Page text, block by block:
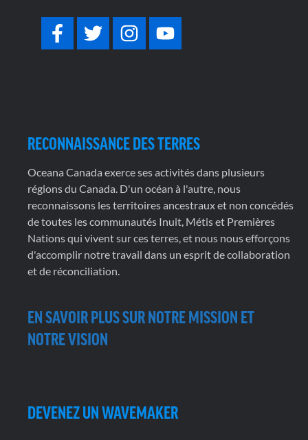
RECONNAISSANCE DES TERRES
Oceana Canada exerce ses activités dans plusieurs
régions du Canada. D'un océan à l'autre, nous
reconnaissons les territoires ancestraux et non concédés
de toutes les communautés Inuit, Métis et Premières
Nations qui vivent sur ces terres, et nous nous efforçons
d'accomplir notre travail dans un esprit de collaboration
et de réconciliation.
EN SAVOIR PLUS SUR NOTRE MISSION ET
NOTRE VISION
DEVENEZ UN WAVEMAKER